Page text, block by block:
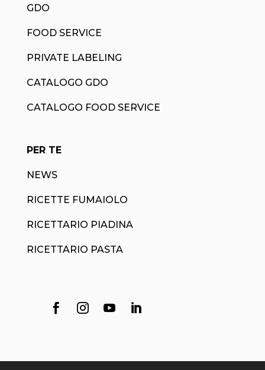
GDO
FOOD SERVICE
PRIVATE LABELING
CATALOGO GDO
CATALOGO FOOD SERVICE
PER TE
NEWS
RICETTE FUMAIOLO
RICETTARIO PIADINA
RICETTARIO PASTA
   